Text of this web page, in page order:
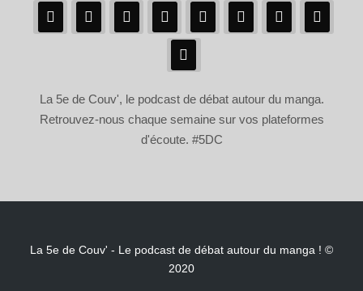
La 5e de Couv', le podcast de débat autour du manga.
Retrouvez-nous chaque semaine sur vos plateformes
d'écoute. #5DC
La 5e de Couv' - Le podcast de débat autour du manga ! ©
2020